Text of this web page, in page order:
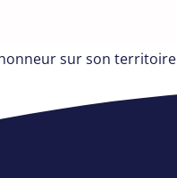
sur son territoire